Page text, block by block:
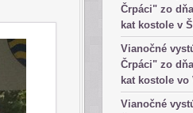
Črpáci" zo
kat kostole v
Vianočné
Črpáci" zo
kat kostole vo
Vianočné